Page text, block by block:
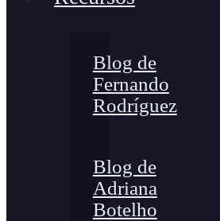
Blog de
Fernando
Rodríguez
Blog de
Adriana
Botelho